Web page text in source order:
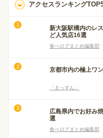
アクセスランキング
新大阪駅構内のレ
ど人気店16選
食べログまとめ編集部
京都市内の極上ワ
「まっすん」
広島県内でお好み
選
食べログまとめ編集部